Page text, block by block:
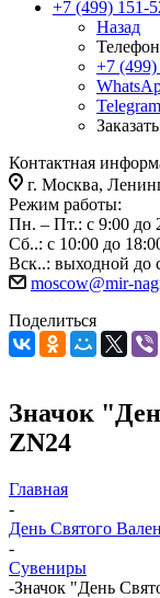
+7 (499) 151-
Назад
+7 (499)
Telegram
Контактная
г. Москва,
Режим работы:
Пн. – Пт.: с 9:00 до
Сб..: с 10:00 до
Вск..: выходной до
moscow@mir-
Поделиться
Значок
ZN24
Главная
-
День Святого
-
Сувениры
-Значок "День